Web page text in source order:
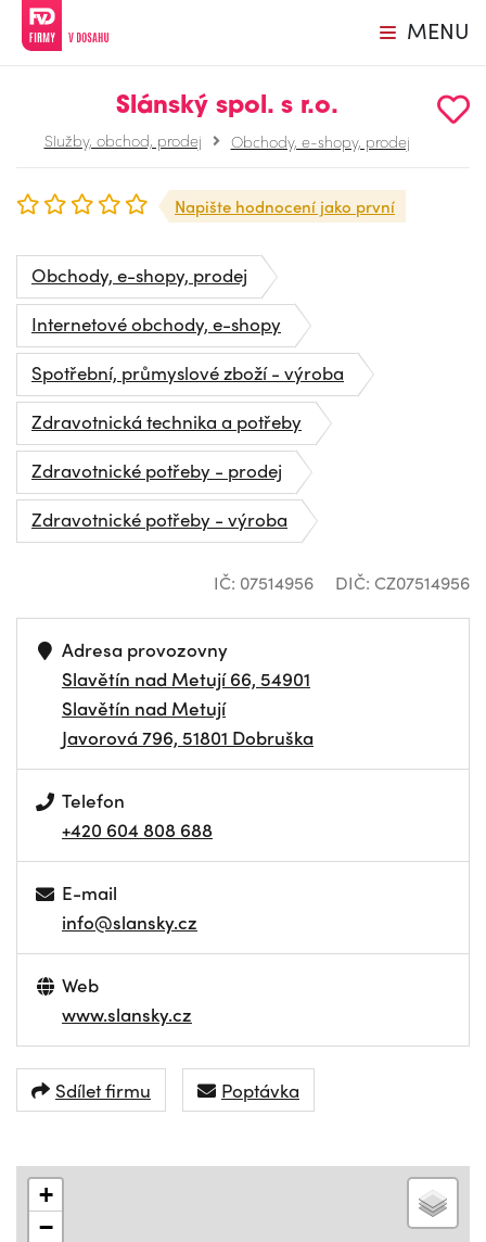
MENU
Slánský spol. s r.o.
Služby, obchod, prodej Obchody, e-shopy, prodej
Napište hodnocení jako první
Obchody, e-shopy, prodej
Internetové obchody, e-shopy
Spotřební, průmyslové zboží - výroba
Zdravotnická technika a potřeby
Zdravotnické potřeby - prodej
Zdravotnické potřeby - výroba
IČ: 07514956 DIČ: CZ07514956
Adresa provozovny
Slavětín nad Metují 66, 54901
Slavětín nad Metují
Javorová 796, 51801 Dobruška
Telefon
+420 604 808 688
E-mail
info@slansky.cz
Web
www.slansky.cz
Sdílet firmu Poptávka
+
−